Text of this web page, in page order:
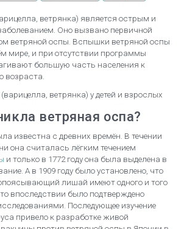
ветрянка) является острым и
Оно вызвано первичной
ветряной оспы. Вспышки ветряной оспы
мире, и при отсутствии программы
большую часть населения к
возраста.
ветряная оспа?
известна с древних времён. В течении
она считалась лёгким течением
и только в 1772 году она была выделена в
А в 1909 году было установлено, что
лишай имеют одного и того
впоследствии было подтверждено
Последующее изучение
привело к разработке живой